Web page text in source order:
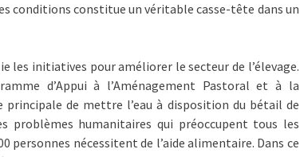
conditions constitue un véritable casse-tête dans un
les initiatives pour améliorer le secteur de l’élevage.
d’Appui à l’Aménagement Pastoral et à la
principale de mettre l’eau à disposition du bétail de
problèmes humanitaires qui préoccupent tous les
personnes nécessitent de l’aide alimentaire. Dans ce